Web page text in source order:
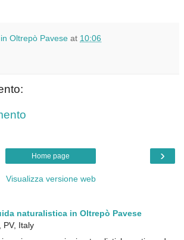
Oltrepò Pavese at 10:06
›
Home page
Visualizza versione web
naturalistica in Oltrepò Pavese
PV, Italy